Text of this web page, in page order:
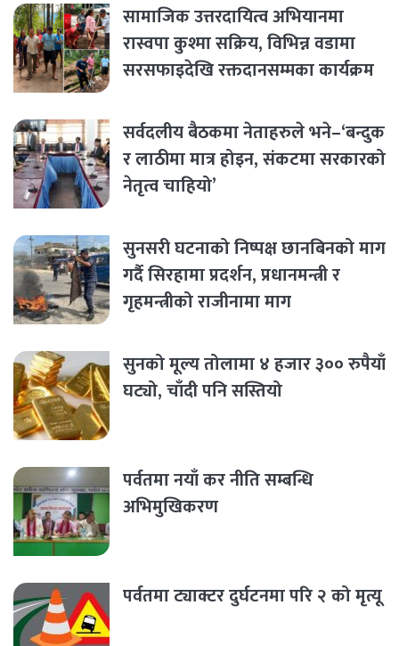
सामाजिक उत्तरदायित्व अभियानमा
रास्वपा कुश्मा सक्रिय, विभिन्न वडामा
सरसफाइदेखि रक्तदानसम्मका कार्यक्रम
सर्वदलीय बैठकमा नेताहरुले भने–‘बन्दुक
र लाठीमा मात्र होइन, संकटमा सरकारको
नेतृत्व चाहियो’
सुनसरी घटनाको निष्पक्ष छानबिनको माग
गर्दै सिरहामा प्रदर्शन, प्रधानमन्त्री र
गृहमन्त्रीको राजीनामा माग
सुनको मूल्य तोलामा ४ हजार ३०० रुपैयाँ
घट्यो, चाँदी पनि सस्तियो
पर्वतमा नयाँ कर नीति सम्बन्धि
अभिमुखिकरण
पर्वतमा ट्याक्टर दुर्घटनमा परि २ को मृत्यू